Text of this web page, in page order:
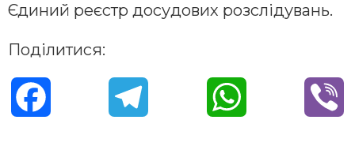
Єдиний реєстр досудових розслідувань.
Поділитися: